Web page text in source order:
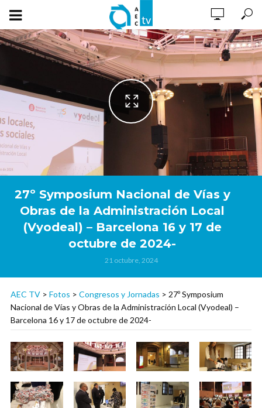
27º Symposium Nacional de Vías y
Obras de la Administración Local
(Vyodeal) – Barcelona 16 y 17 de
octubre de 2024-
21 octubre, 2024
AEC TV > Fotos > Congresos y Jornadas > 27º Symposium
Nacional de Vías y Obras de la Administración Local (Vyodeal) –
Barcelona 16 y 17 de octubre de 2024-